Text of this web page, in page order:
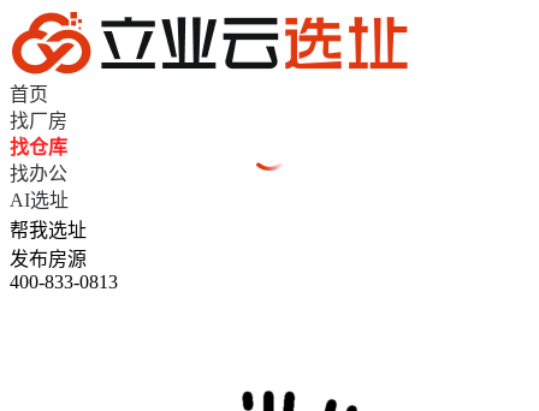
首页
找厂房
找仓库
找办公
AI选址
帮我选址
发布房源
400-833-0813